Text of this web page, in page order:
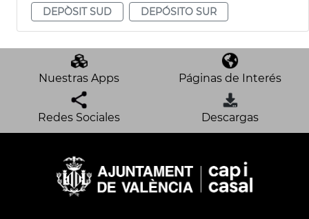
DEPÒSIT SUD
DEPÓSITO SUR
Nuestras Apps Páginas de Interés
Redes Sociales Descargas